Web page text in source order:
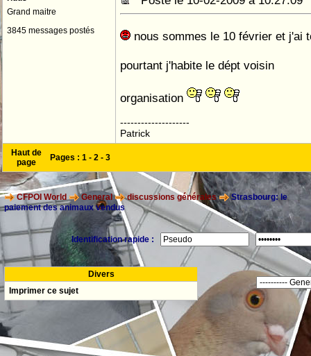
Grand maitre
3845 messages postés
nous sommes le 10 février et j'ai
pourtant j'habite le dépt voisin
organisation
--------------------
Patrick
Haut de
page
Pages : 1 - 2 - 3
CFPOI World General discussions générales
Strasbourg: le
paiement des animaux vendus
Identification rapide :
Divers
Imprimer ce sujet